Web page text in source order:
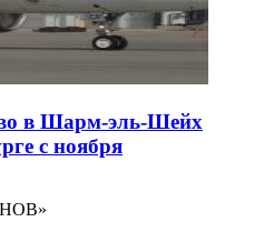
в Шарм-эль-Шейх
с ноября